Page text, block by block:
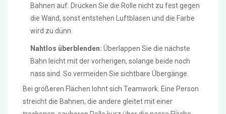
Bahnen auf. Drücken Sie die Rolle nicht zu fest gegen
die Wand, sonst entstehen Luftblasen und die Farbe
wird zu dünn.
Nahtlos überblenden: Überlappen Sie die nächste
Bahn leicht mit der vorherigen, solange beide noch
nass sind. So vermeiden Sie sichtbare Übergänge.
Bei größeren Flächen lohnt sich Teamwork. Eine Person
streicht die Bahnen, die andere gleitet mit einer